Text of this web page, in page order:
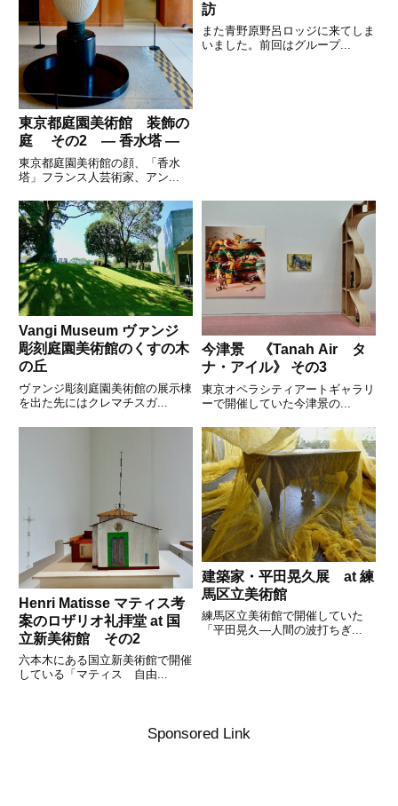
東京都庭園美術館 装飾の
庭 その2 — 香水塔 —
東京都庭園美術館の顔、「香水
塔」フランス人芸術家、アン...
訪
また青野原野呂ロッジに来てしま
いました。前回はグループ...
Vangi Museum ヴァンジ
彫刻庭園美術館のくすの木
の丘
ヴァンジ彫刻庭園美術館の展示棟
を出た先にはクレマチスガ...
今津景 《Tanah Air タ
ナ・アイル》 その3
東京オペラシティアートギャラリ
ーで開催していた今津景の...
Henri Matisse マティス考
案のロザリオ礼拝堂 at 国
立新美術館 その2
六本木にある国立新美術館で開催
している「マティス 自由...
建築家・平田晃久展 at 練
馬区立美術館
練馬区立美術館で開催していた
「平田晃久―人間の波打ちぎ...
Sponsored Link